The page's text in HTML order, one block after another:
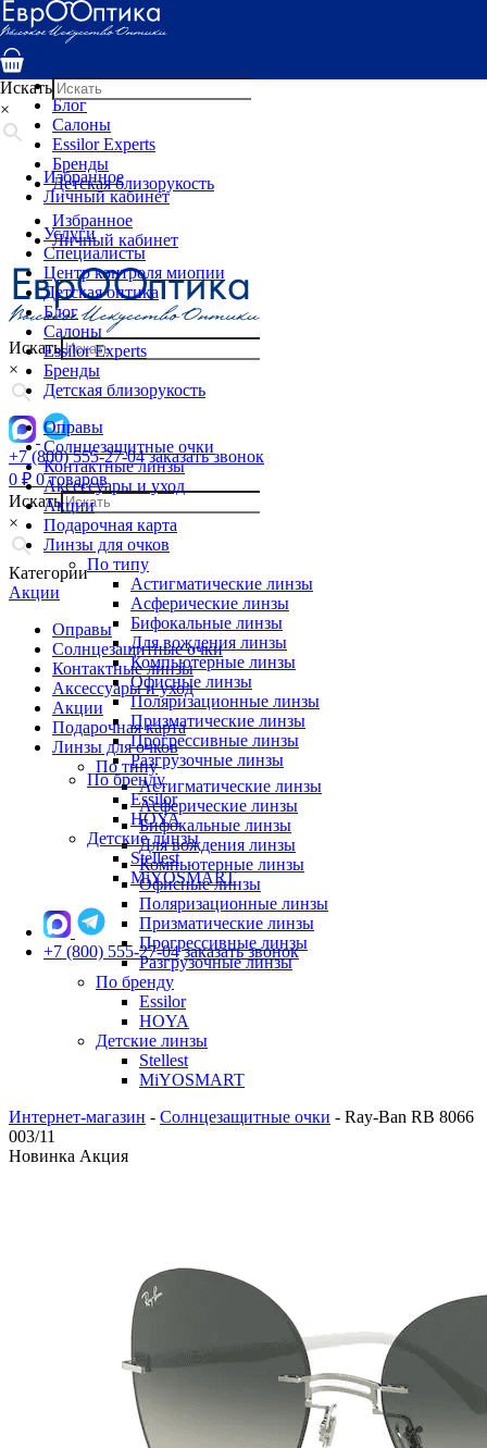
Услуги
Специалисты
Детская оптика
Блог
Салоны
Essilor Experts
Бренды
Детская близорукость
Избранное
Личный кабинет
Искать
×
+7 (800) 555-27-04 заказать звонок
0 ₽ 0 товаров
Искать
×
Категории
Акции
Оправы
Солнцезащитные очки
Контактные линзы
Аксессуары и уход
Акции
Подарочная карта
Линзы для очков
По типу
Астигматические линзы
Асферические линзы
Бифокальные линзы
Для вождения линзы
Компьютерные линзы
Офисные линзы
Поляризационные линзы
Призматические линзы
Прогрессивные линзы
Разгрузочные линзы
По бренду
Essilor
HOYA
Детские линзы
Stellest
MiYOSMART
Искать
×
Избранное
Личный кабинет
Услуги
Специалисты
Центр контроля миопии
Детская оптика
Блог
Салоны
Essilor Experts
Бренды
Детская близорукость
Оправы
Солнцезащитные очки
Контактные линзы
Аксессуары и уход
Акции
Подарочная карта
Линзы для очков
По типу
Астигматические линзы
Асферические линзы
Бифокальные линзы
Для вождения линзы
Компьютерные линзы
Офисные линзы
Поляризационные линзы
Призматические линзы
Прогрессивные линзы
Разгрузочные линзы
По бренду
Essilor
HOYA
Детские линзы
Stellest
MiYOSMART
+7 (800) 555-27-04 заказать звонок
Интернет-магазин - Солнцезащитные очки - Ray-Ban RB 8066
003/11
Новинка Акция